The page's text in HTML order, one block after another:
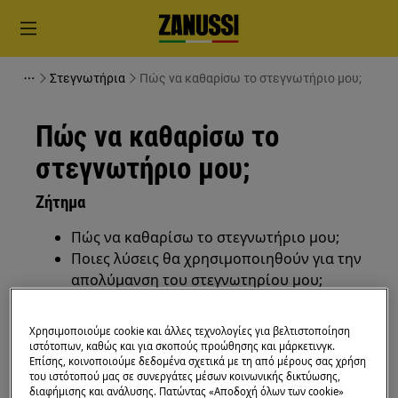
Στεγνωτήρια Πώς να καθαρiσω το στεγνωτήριο μου;
Πώς να καθαρiσω το
στεγνωτήριο μου;
Ζήτημα
Πώς να καθαρίσω το στεγνωτήριο μου;
Ποιες λύσεις θα χρησιμοποιηθούν για την
απολύμανση του στεγνωτηρίου μου;
Ισχύει για
στεγνωτήρια
Χρησιμοποιούμε cookie και άλλες τεχνολογίες για βελτιστοποίηση
ιστότοπων, καθώς και για σκοπούς προώθησης και μάρκετινγκ.
Επίσης, κοινοποιούμε δεδομένα σχετικά με τη από μέρους σας χρήση
του ιστότοπού μας σε συνεργάτες μέσων κοινωνικής δικτύωσης,
διαφήμισης και ανάλυσης. Πατώντας «Αποδοχή όλων των cookie»